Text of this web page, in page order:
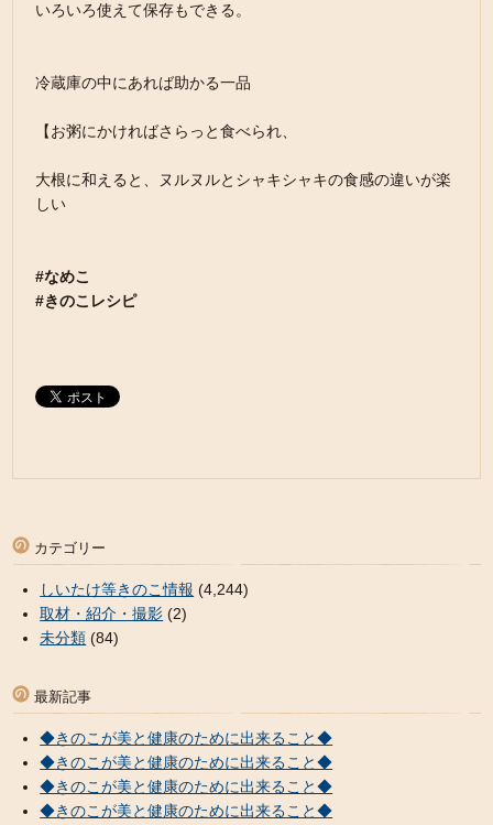
いろいろ使えて保存もできる。
冷蔵庫の中にあれば助かる一品
【お粥にかければさらっと食べられ、
大根に和えると、ヌルヌルとシャキシャキの食感の違いが楽
しい
#なめこ
#きのこレシピ
カテゴリー
しいたけ等きのこ情報 (4,244)
取材・紹介・撮影 (2)
未分類 (84)
最新記事
◆きのこが美と健康のために出来ること◆
◆きのこが美と健康のために出来ること◆
◆きのこが美と健康のために出来ること◆
◆きのこが美と健康のために出来ること◆